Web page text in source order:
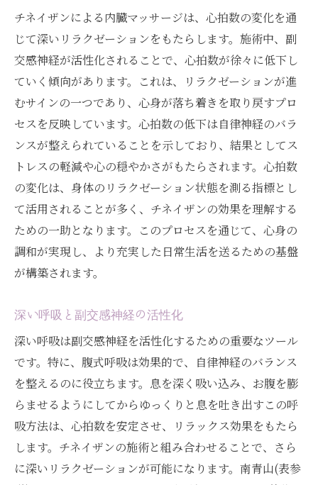
チネイザンによる内臓マッサージは、心拍数の変化を通
じて深いリラクゼーションをもたらします。施術中、副
交感神経が活性化されることで、心拍数が徐々に低下し
ていく傾向があります。これは、リラクゼーションが進
むサインの一つであり、心身が落ち着きを取り戻すプロ
セスを反映しています。心拍数の低下は自律神経のバラ
ンスが整えられていることを示しており、結果としてス
トレスの軽減や心の穏やかさがもたらされます。心拍数
の変化は、身体のリラクゼーション状態を測る指標とし
て活用されることが多く、チネイザンの効果を理解する
ための一助となります。このプロセスを通じて、心身の
調和が実現し、より充実した日常生活を送るための基盤
が構築されます。
深い呼吸と副交感神経の活性化
深い呼吸は副交感神経を活性化するための重要なツール
です。特に、腹式呼吸は効果的で、自律神経のバランス
を整えるのに役立ちます。息を深く吸い込み、お腹を膨
らませるようにしてからゆっくりと息を吐き出すこの呼
吸方法は、心拍数を安定させ、リラックス効果をもたら
します。チネイザンの施術と組み合わせることで、さら
に深いリラクゼーションが可能になります。南青山(表参